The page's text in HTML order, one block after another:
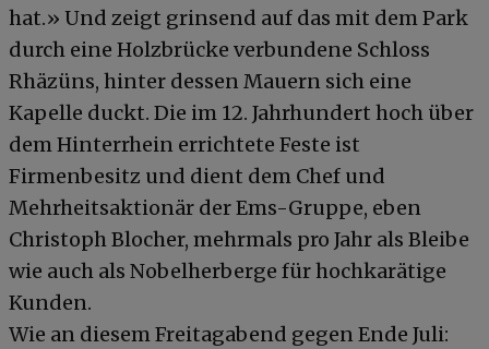
hat.» Und zeigt grinsend auf das mit dem Park
durch eine Holzbrücke verbundene Schloss
Rhäzüns, hinter dessen Mauern sich eine
Kapelle duckt. Die im 12. Jahrhundert hoch über
dem Hinterrhein errichtete Feste ist
Firmenbesitz und dient dem Chef und
Mehrheitsaktionär der Ems-Gruppe, eben
Christoph Blocher, mehrmals pro Jahr als Bleibe
wie auch als Nobelherberge für hochkarätige
Kunden.
Wie an diesem Freitagabend gegen Ende Juli: